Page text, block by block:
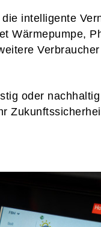
intelligente
Wärmepumpe,
oder